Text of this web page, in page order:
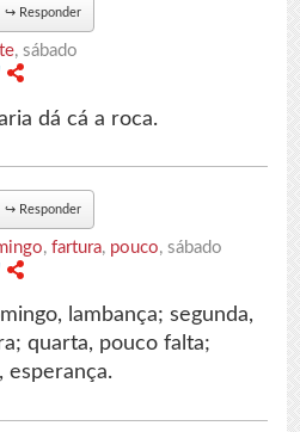
↪ Responder
, sábado
dá cá a roca.
↪ Responder
,fartura, pouco, sábado
lambança; segunda,
quarta, pouco falta;
esperança.